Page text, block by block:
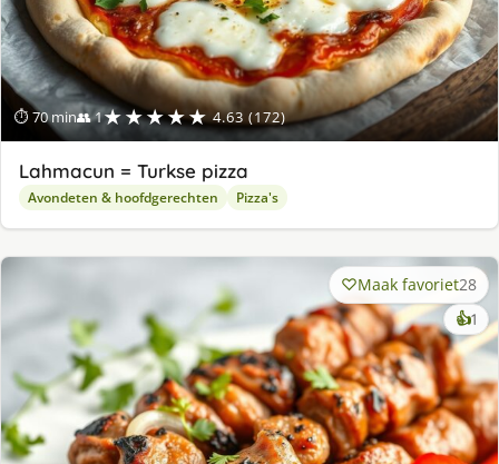
⏱ 70 min👥 1★★★★★ 4.63 (172)
Lahmacun = Turkse pizza
Avondeten & hoofdgerechten Pizza's
Maak favoriet28
👍1